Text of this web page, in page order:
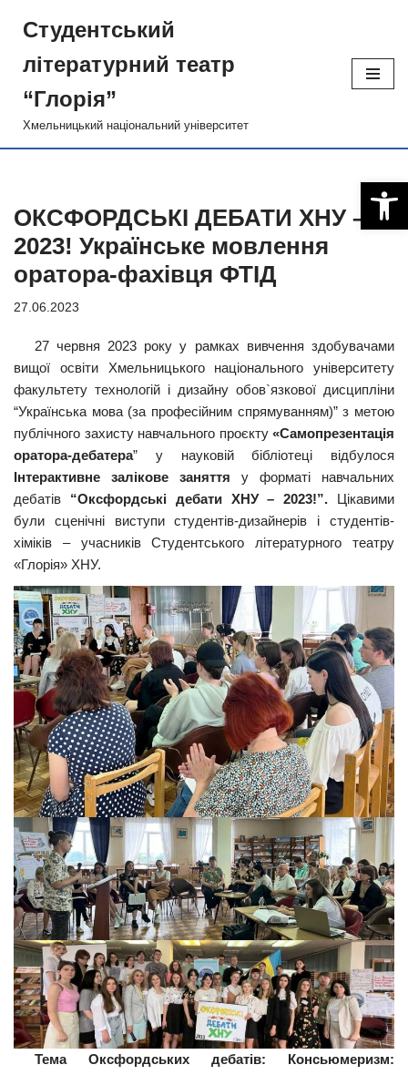
до
вмісту
Студентський
лiтературний театр
“Глорiя”
Хмельницький національний університет
ОКСФОРДСЬКІ ДЕБАТИ ХНУ –
2023! Українське мовлення
оратора-фахівця ФТІД
27.06.2023
27 червня 2023 року у рамках вивчення здобувачами
вищої освіти Хмельницького національного університету
факультету технологій і дизайну обов`язкової дисципліни
“Українська мова (за професійним спрямуванням)” з метою
публічного захисту навчального проєкту «Самопрезентація
оратора-дебатера” у науковій бібліотеці відбулося
Інтерактивне залікове заняття у форматі навчальних
дебатів “Оксфордські дебати ХНУ – 2023!”. Цікавими
були сценічні виступи студентів-дизайнерів і студентів-
хіміків – учасників Студентського літературного театру
«Глорія» ХНУ.
Тема Оксфордських дебатів: Консьюмеризм: